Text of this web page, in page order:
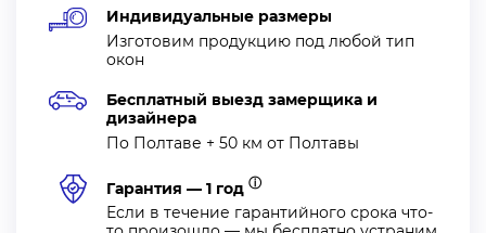
Индивидуальные размеры
Изготовим продукцию под любой тип
окон
Бесплатный выезд замерщика и
дизайнера
По Полтаве + 50 км от Полтавы
Гарантия — 1 год ⓘ
Если в течение гарантийного срока что-